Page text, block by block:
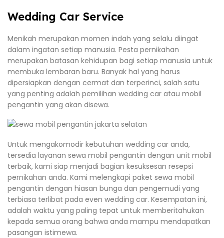
Wedding Car Service
Menikah merupakan momen indah yang selalu diingat
dalam ingatan setiap manusia. Pesta pernikahan
merupakan batasan kehidupan bagi setiap manusia untuk
membuka lembaran baru. Banyak hal yang harus
dipersiapkan dengan cermat dan terperinci, salah satu
yang penting adalah pemilihan wedding car atau mobil
pengantin yang akan disewa.
Untuk mengakomodir kebutuhan wedding car anda,
tersedia layanan sewa mobil pengantin dengan unit mobil
terbaik, kami siap menjadi bagian kesuksesan resepsi
pernikahan anda. Kami melengkapi paket sewa mobil
pengantin dengan hiasan bunga dan pengemudi yang
terbiasa terlibat pada even wedding car. Kesempatan ini,
adalah waktu yang paling tepat untuk memberitahukan
kepada semua orang bahwa anda mampu mendapatkan
pasangan istimewa.